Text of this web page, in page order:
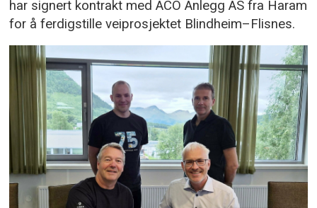
har signert kontrakt med ACO Anlegg AS fra Haram
for å ferdigstille veiprosjektet Blindheim–Flisnes.